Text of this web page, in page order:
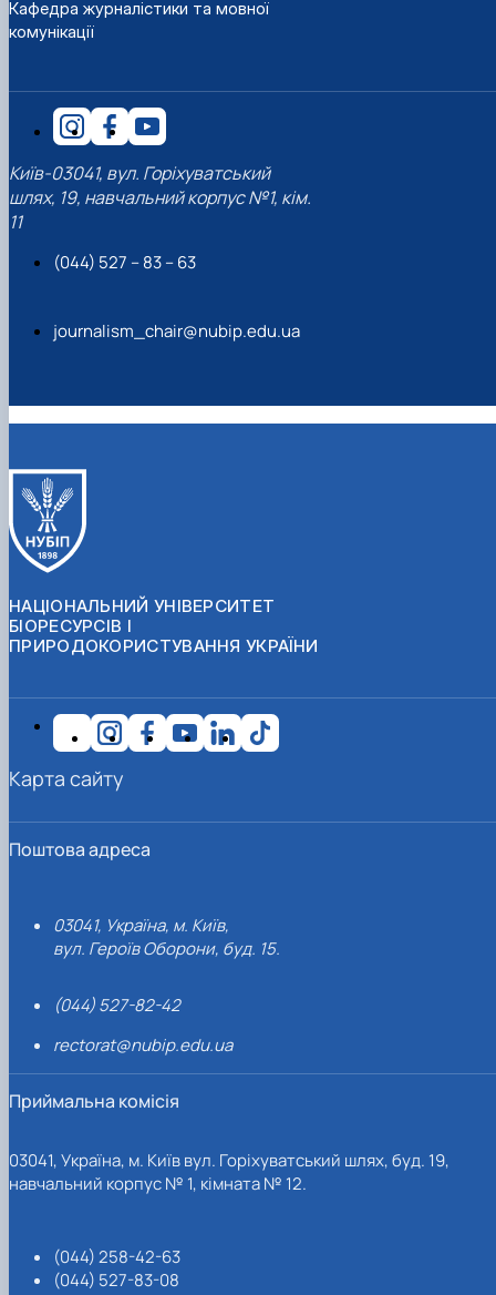
Кафедра журналістики та мовної
комунікації
Київ-03041, вул. Горіхуватський
шлях, 19, навчальний корпус №1, кім.
11
(044) 527 – 83 – 63
journalism_chair@nubip.edu.ua
НАЦІОНАЛЬНИЙ УНІВЕРСИТЕТ
БІОРЕСУРСІВ І
ПРИРОДОКОРИСТУВАННЯ УКРАЇНИ
Поштова адреса
03041, Україна, м. Київ,
вул. Героїв Оборони, буд. 15.
(044) 527-82-42
rectorat@nubip.edu.ua
Приймальна комісія
03041, Україна, м. Київ вул. Горіхуватський шлях, буд. 19,
навчальний корпус № 1, кімната № 12.
(044) 258-42-63
(044) 527-83-08
Карта сайту